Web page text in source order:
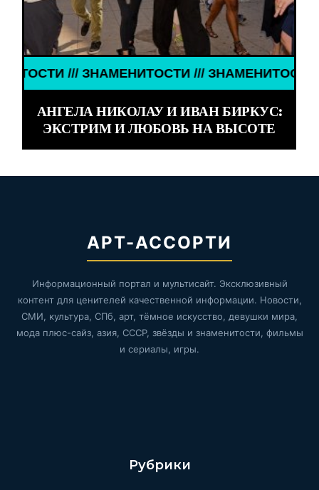
/// ЗНАМЕНИТОСТИ /// ЗНАМЕНИТОСТИ ///
АНГЕЛА НИКОЛАУ И ИВАН БИРКУС:
ЭКСТРИМ И ЛЮБОВЬ НА ВЫСОТЕ
АРТ-АССОРТИ
Информационный портал и мультисайт. Эксклюзивный
контент для ценителей качественной информации. Новости,
СМИ, культура, СПб, арт, тёмное искусство, девушки мира,
мода плюс-сайз, азия, СССР, звёзды и знаменитости, фильмы
и сериалы, игры.
Рубрики